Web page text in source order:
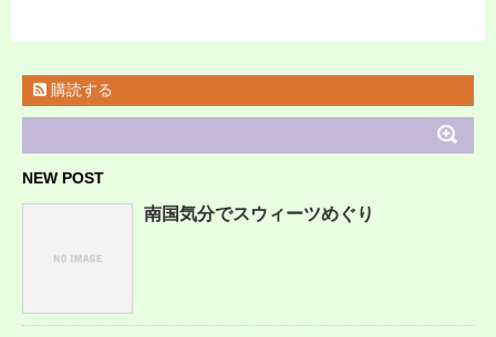
購読する
NEW POST
南国気分でスウィーツめぐり